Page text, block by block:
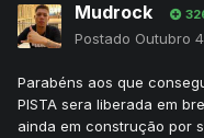
Mudrock
Postado Outubro
Parabéns aos que
PISTA sera liberada em
ainda em construção por